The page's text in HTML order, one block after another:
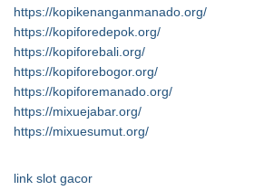
https://kopikenanganmanado.org/
https://kopiforedepok.org/
https://kopiforebali.org/
https://kopiforebogor.org/
https://kopiforemanado.org/
https://mixuejabar.org/
https://mixuesumut.org/
link slot gacor